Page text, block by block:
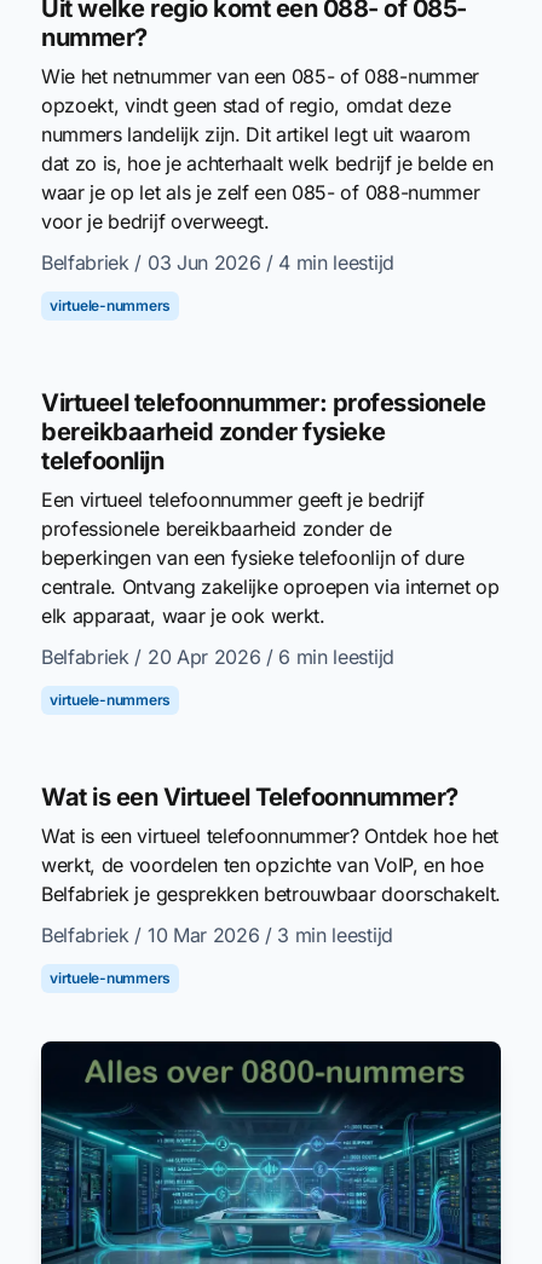
Uit welke regio komt een 088- of 085-
nummer?
Wie het netnummer van een 085- of 088-nummer
opzoekt, vindt geen stad of regio, omdat deze
nummers landelijk zijn. Dit artikel legt uit waarom
dat zo is, hoe je achterhaalt welk bedrijf je belde en
waar je op let als je zelf een 085- of 088-nummer
voor je bedrijf overweegt.
Belfabriek / 03 Jun 2026 / 4 min leestijd
virtuele-nummers
Virtueel telefoonnummer: professionele
bereikbaarheid zonder fysieke
telefoonlijn
Een virtueel telefoonnummer geeft je bedrijf
professionele bereikbaarheid zonder de
beperkingen van een fysieke telefoonlijn of dure
centrale. Ontvang zakelijke oproepen via internet op
elk apparaat, waar je ook werkt.
Belfabriek / 20 Apr 2026 / 6 min leestijd
virtuele-nummers
Wat is een Virtueel Telefoonnummer?
Wat is een virtueel telefoonnummer? Ontdek hoe het
werkt, de voordelen ten opzichte van VoIP, en hoe
Belfabriek je gesprekken betrouwbaar doorschakelt.
Belfabriek / 10 Mar 2026 / 3 min leestijd
virtuele-nummers